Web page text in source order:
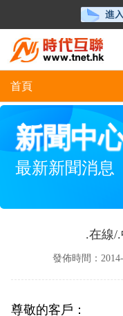
首頁
新聞中
最新新聞消息
.在線/
發佈時間：
尊敬的客戶：